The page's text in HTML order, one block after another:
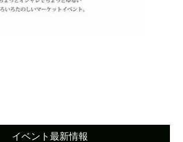
イベント最新情報